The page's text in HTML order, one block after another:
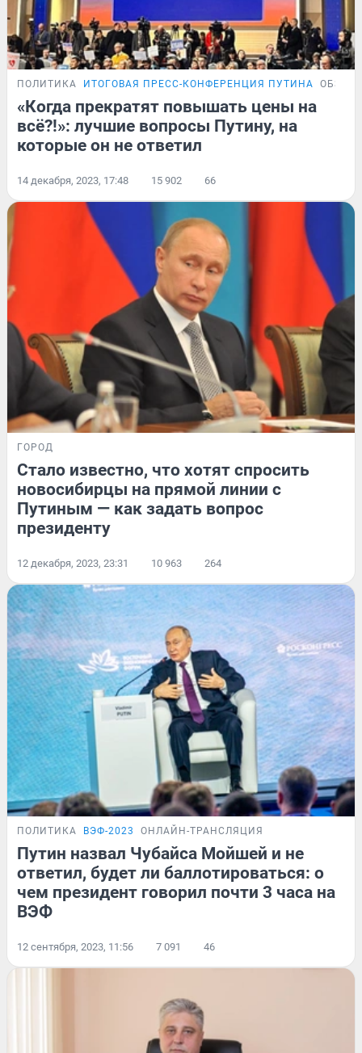
ПОЛИТИКА ИТОГОВАЯ ПРЕСС-КОНФЕРЕНЦИЯ ПУТИНА ОБЗОР
«Когда прекратят повышать цены на
всё?!»: лучшие вопросы Путину, на
которые он не ответил
14 декабря, 2023, 17:48 15 902 66
ГОРОД
Стало известно, что хотят спросить
новосибирцы на прямой линии с
Путиным — как задать вопрос
президенту
12 декабря, 2023, 23:31 10 963 264
ПОЛИТИКА ВЭФ-2023 ОНЛАЙН-ТРАНСЛЯЦИЯ
Путин назвал Чубайса Мойшей и не
ответил, будет ли баллотироваться: о
чем президент говорил почти 3 часа на
ВЭФ
12 сентября, 2023, 11:56 7 091 46